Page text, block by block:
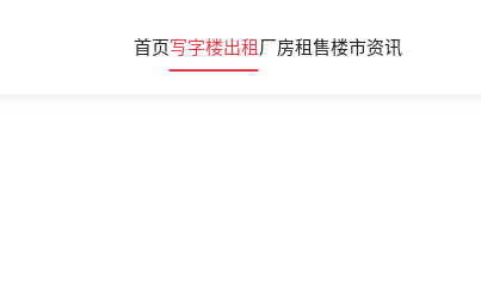
首页写字楼出租 厂房租售楼市资讯